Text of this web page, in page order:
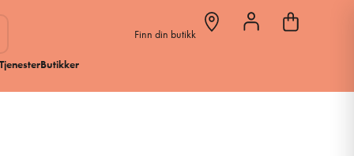
Finn din butikk
TjenesterButikker